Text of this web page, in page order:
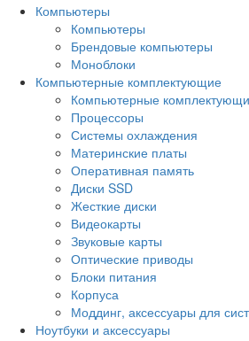
Компьютеры
Компьютеры
Брендовые компьютеры
Моноблоки
Компьютерные комплектующие
Компьютерные
Процессоры
Системы охлаждения
Материнские платы
Оперативная память
Диски SSD
Жесткие диски
Видеокарты
Звуковые карты
Оптические приводы
Блоки питания
Корпуса
Моддинг, аксессуары для
Ноутбуки и аксессуары